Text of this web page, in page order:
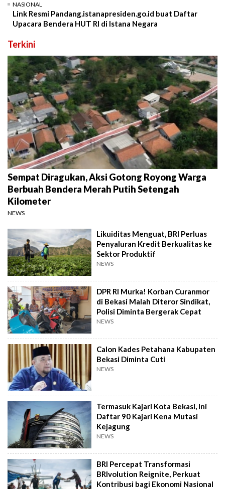
NASIONAL
Link Resmi Pandang.istanapresiden.go.id buat Daftar
Upacara Bendera HUT RI di Istana Negara
Terkini
Sempat Diragukan, Aksi Gotong Royong Warga
Berbuah Bendera Merah Putih Setengah
Kilometer
NEWS
Likuiditas Menguat, BRI Perluas
Penyaluran Kredit Berkualitas ke
Sektor Produktif
NEWS
DPR RI Murka! Korban Curanmor
di Bekasi Malah Diteror Sindikat,
Polisi Diminta Bergerak Cepat
NEWS
Calon Kades Petahana Kabupaten
Bekasi Diminta Cuti
NEWS
Termasuk Kajari Kota Bekasi, Ini
Daftar 90 Kajari Kena Mutasi
Kejagung
NEWS
BRI Percepat Transformasi
BRIvolution Reignite, Perkuat
Kontribusi bagi Ekonomi Nasional